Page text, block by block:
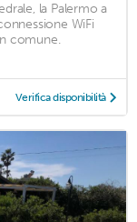
la Palermo a
WiFi
comune.
Verifica disponibilità